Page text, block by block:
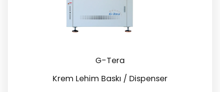
G-Tera
Krem Lehim Baskı / Dispenser